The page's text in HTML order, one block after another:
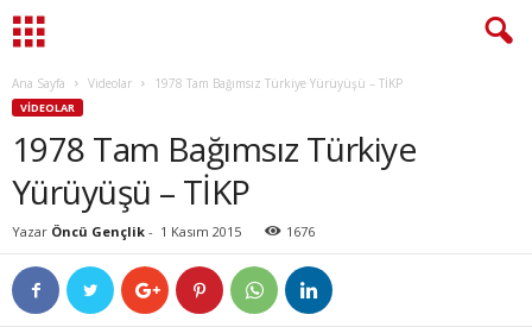
Ana Sayfa Videolar 1978 Tam Bağımsız Türkiye Yürüyüşü – TİKP
VIDEOLAR
1978 Tam Bağımsız Türkiye
Yürüyüşü – TİKP
Yazar Öncü Gençlik - 1 Kasım 2015 1676